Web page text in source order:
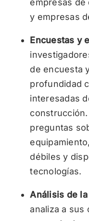
y empresas
Encuestas y
de encuesta
profundidad
interesadas
preguntas
débiles y
tecnologías.
Análisis de
analiza a sus